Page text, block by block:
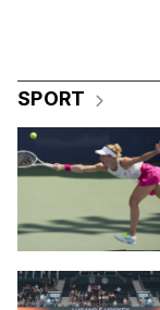
SPORT